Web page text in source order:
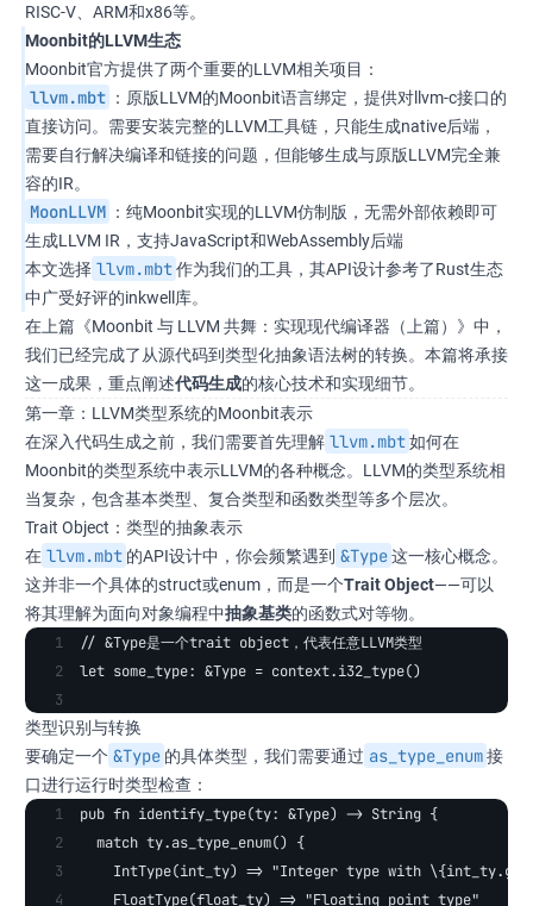
RISC-V、ARM和x86等。
Moonbit的LLVM生态
Moonbit官方提供了两个重要的LLVM相关项目：
llvm.mbt ：原版LLVM的Moonbit语言绑定，提供对llvm-c接口的
直接访问。需要安装完整的LLVM工具链，只能生成native后端，
需要自行解决编译和链接的问题，但能够生成与原版LLVM完全兼
容的IR。
MoonLLVM ：纯Moonbit实现的LLVM仿制版，无需外部依赖即可
生成LLVM IR，支持JavaScript和WebAssembly后端
本文选择 llvm.mbt 作为我们的工具，其API设计参考了Rust生态
中广受好评的inkwell库。
在上篇《Moonbit 与 LLVM 共舞：实现现代编译器（上篇）》中，
我们已经完成了从源代码到类型化抽象语法树的转换。本篇将承接
这一成果，重点阐述代码生成的核心技术和实现细节。
第一章：LLVM类型系统的Moonbit表示
在深入代码生成之前，我们需要首先理解 llvm.mbt 如何在
Moonbit的类型系统中表示LLVM的各种概念。LLVM的类型系统相
当复杂，包含基本类型、复合类型和函数类型等多个层次。
Trait Object：类型的抽象表示
在 llvm.mbt 的API设计中，你会频繁遇到 &Type 这一核心概念。
这并非一个具体的struct或enum，而是一个Trait Object——可以
将其理解为面向对象编程中抽象基类的函数式对等物。
// &Type是一个trait object，代表任意LLVM类型
let some_type: &Type = context.i32_type()
类型识别与转换
要确定一个 &Type 的具体类型，我们需要通过 as_type_enum 接
口进行运行时类型检查：
pub fn identify_type(ty: &Type) -> String {
  match ty.as_type_enum() {
IntType(int_ty) => "Integer type with
    FloatType(float_ty) => "Floating point type"